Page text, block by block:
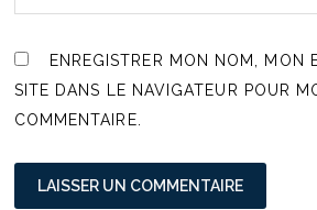
ENREGISTRER MON NOM, MON
SITE DANS LE NAVIGATEUR POUR
COMMENTAIRE.